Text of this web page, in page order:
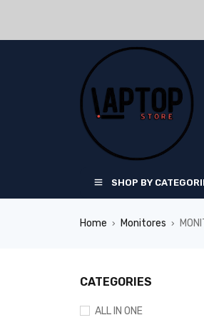
SHOP BY
Home › Monitores ›
CATEGORIES
ALL IN ONE